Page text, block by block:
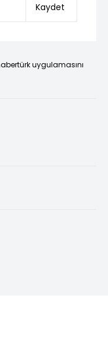
Kaydet
uygulamasını